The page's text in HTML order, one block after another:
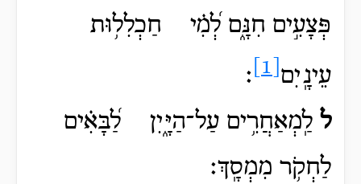
פְּצָעִ֣ים חִנָּ֑ם לְ֝מִ֗י חַכְלִל֥וּת
עֵינָֽיִם
׃
ל לַֽמְאַחֲרִ֥ים עַל־הַיָּ֑יִן לַ֝בָּאִ֗ים
לַחְקֹ֥ר מִמְסָֽךְ׃